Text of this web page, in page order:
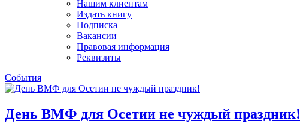
Нашим клиентам
Издать книгу
Подписка
Вакансии
Правовая информация
Реквизиты
События
День ВМФ для Осетии не чуждый праздник!